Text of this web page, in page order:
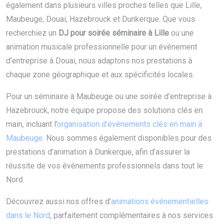
également dans plusieurs villes proches telles que Lille,
Maubeuge, Douai, Hazebrouck et Dunkerque. Que vous
recherchiez un DJ pour soirée séminaire à Lille ou une
animation musicale professionnelle pour un événement
d’entreprise à Douai, nous adaptons nos prestations à
chaque zone géographique et aux spécificités locales.
Pour un séminaire à Maubeuge ou une soirée d’entreprise à
Hazebrouck, notre équipe propose des solutions clés en
main, incluant l’organisation d’événements clés en main à
Maubeuge. Nous sommes également disponibles pour des
prestations d’animation à Dunkerque, afin d’assurer la
réussite de vos événements professionnels dans tout le
Nord.
Découvrez aussi nos offres d’animations événementielles
dans le Nord, parfaitement complémentaires à nos services